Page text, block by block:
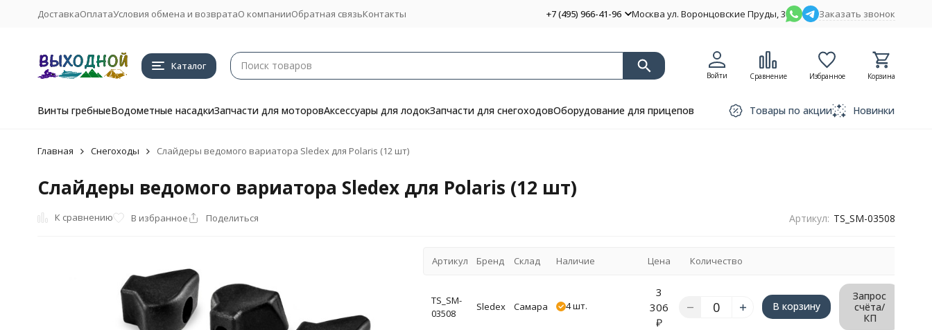
ДоставкаОплатаУсловия обмена и возвратаО компанииОбратная связьКонтакты +7 (495) 966-41-96 Москва ул. Воронцовские Пруды, 3 Заказать звонок
Каталог
Войти Сравнение Избранное Корзина
Винты гребныеВодометные насадкиЗапчасти для моторовАксессуары для лодокЗапчасти для снегоходовОборудование для прицепов Товары по акции Новинки
Главная Снегоходы Слайдеры ведомого вариатора Sledex для Polaris (12 шт)
Слайдеры ведомого вариатора Sledex для Polaris (12 шт)
К сравнению В избранное Поделиться Артикул: TS_SM-03508
Артикул Бренд Склад Наличие Цена Количество
TS_SM-
03508
Sledex Самара 4 шт.
3
306
₽
В корзину
Запрос
счёта/
КП